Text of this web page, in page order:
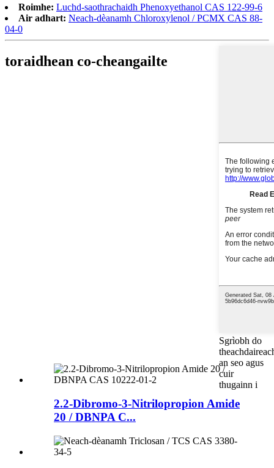
Roimhe: Luchd-saothrachaidh Phenoxyethanol CAS 122-99-6
Air adhart: Neach-dèanamh Chloroxylenol / PCMX CAS 88-
04-0
Sgrìobh do
an seo agus
cuir
thugainn i
toraidhean co-cheangailte
2.2-Dibromo-3-Nitrilopropion Amide
20 / DBNPA C...